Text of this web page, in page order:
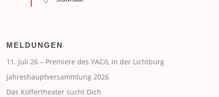
MELDUNGEN
11. Juli 26 – Premiere des YAC/L in der Lichtburg
Jahreshauptversammlung 2026
Das Koffertheater sucht Dich